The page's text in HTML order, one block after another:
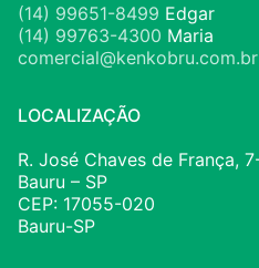
(14) 99651-8499 Edgar
(14) 99763-4300 Maria
comercial@kenkobru.com.br
LOCALIZAÇÃO
R. José Chaves de França,
Bauru – SP
CEP: 17055-020
Bauru-SP